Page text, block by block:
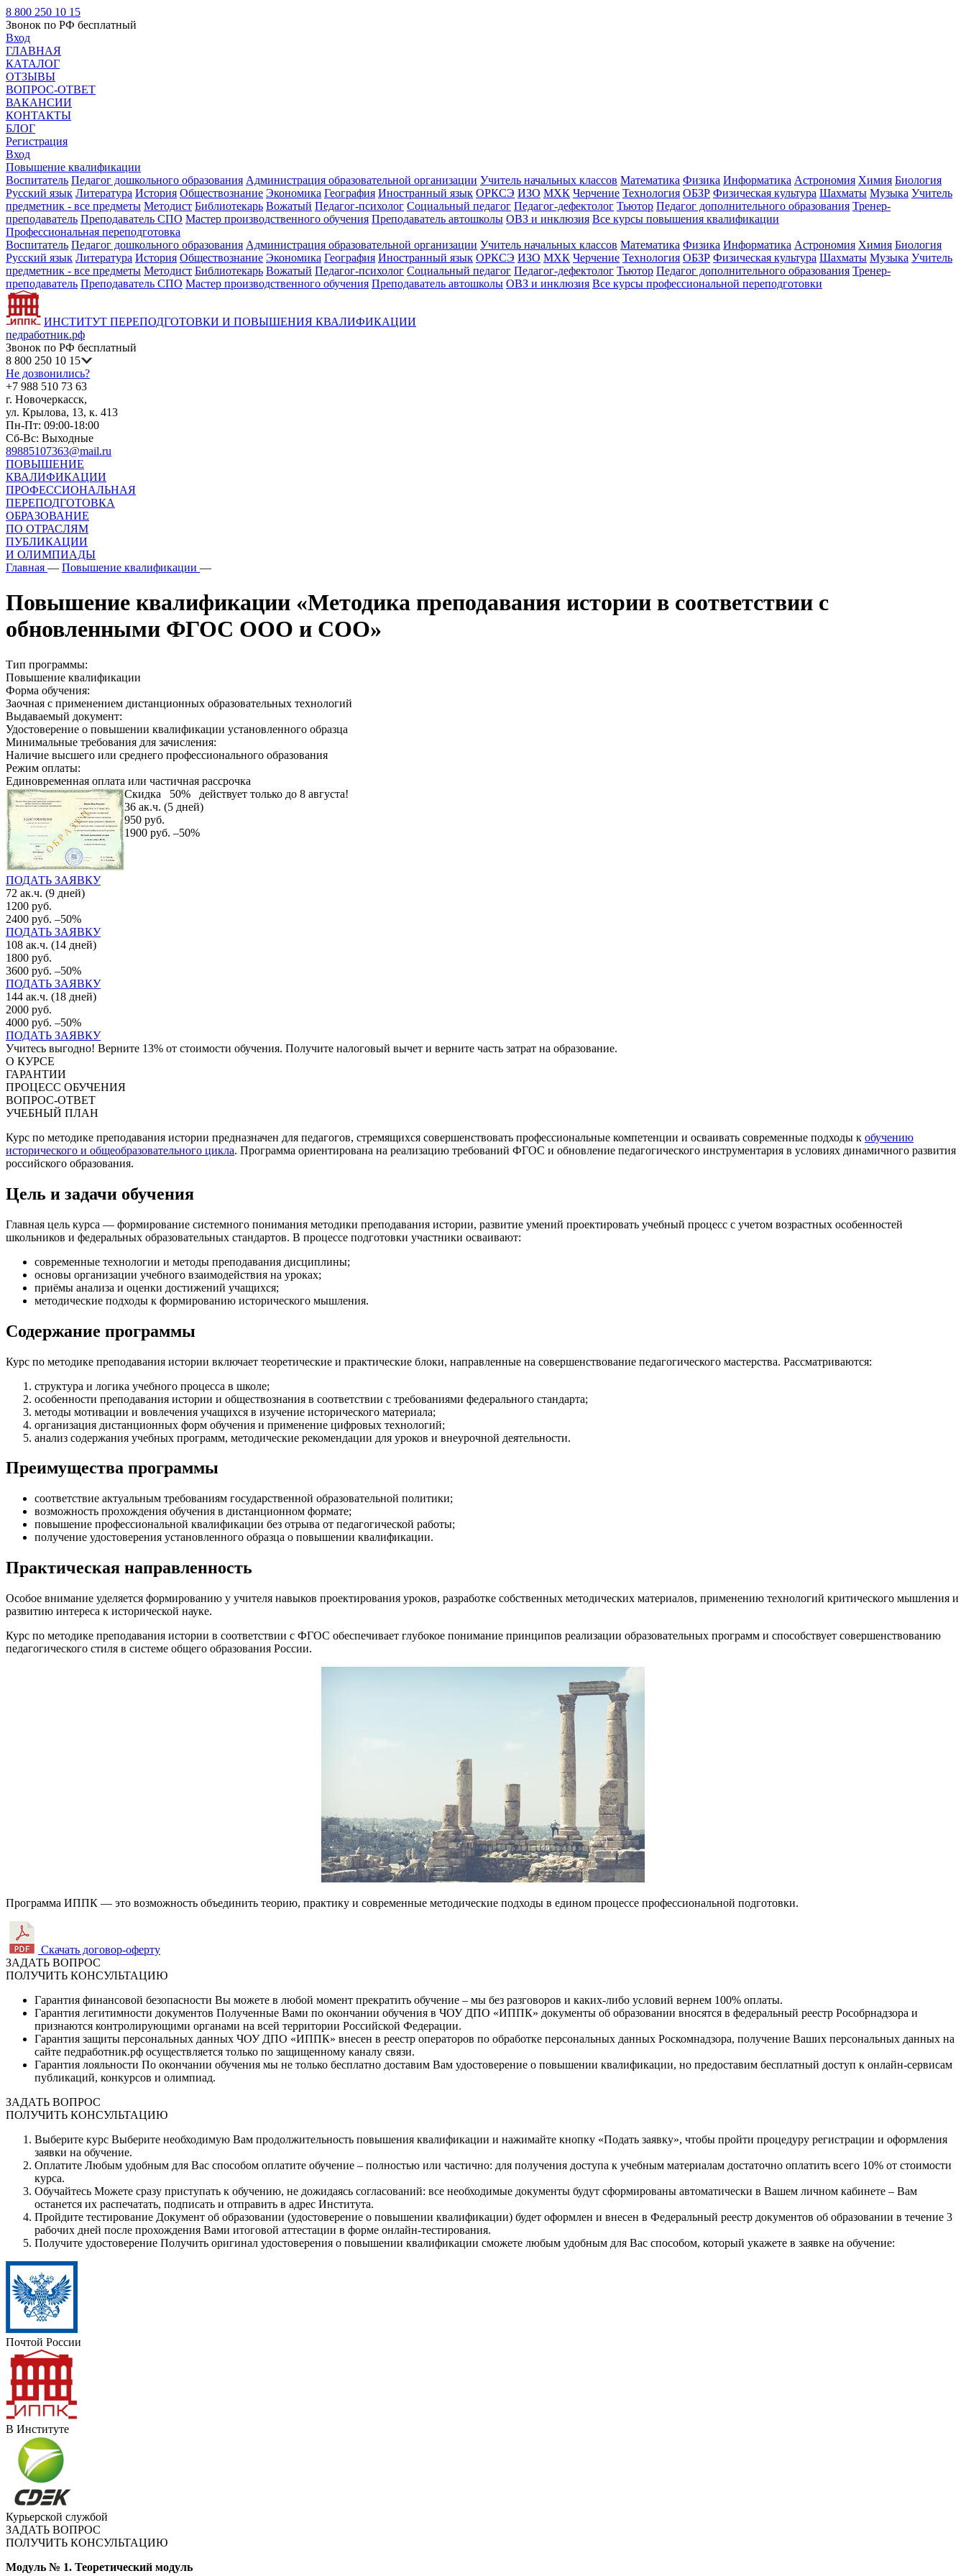
8 800 250 10 15
Звонок по РФ бесплатный
Вход
ГЛАВНАЯ
КАТАЛОГ
ОТЗЫВЫ
ВОПРОС-ОТВЕТ
ВАКАНСИИ
КОНТАКТЫ
БЛОГ
Регистрация
Вход
Повышение квалификации
Воспитатель Педагог дошкольного образования Администрация образовательной организации Учитель начальных классов Математика Физика Информатика Астрономия Химия Биология
Русский язык Литература История Обществознание Экономика География Иностранный язык ОРКСЭ ИЗО МХК Черчение Технология ОБЗР Физическая культура Шахматы Музыка Учитель
предметник - все предметы Методист Библиотекарь Вожатый Педагог-психолог Социальный педагог Педагог-дефектолог Тьютор Педагог дополнительного образования Тренер-
преподаватель Преподаватель СПО Мастер производственного обучения Преподаватель автошколы ОВЗ и инклюзия Все курсы повышения квалификации
Профессиональная переподготовка
Воспитатель Педагог дошкольного образования Администрация образовательной организации Учитель начальных классов Математика Физика Информатика Астрономия Химия Биология
Русский язык Литература История Обществознание Экономика География Иностранный язык ОРКСЭ ИЗО МХК Черчение Технология ОБЗР Физическая культура Шахматы Музыка Учитель
предметник - все предметы Методист Библиотекарь Вожатый Педагог-психолог Социальный педагог Педагог-дефектолог Тьютор Педагог дополнительного образования Тренер-
преподаватель Преподаватель СПО Мастер производственного обучения Преподаватель автошколы ОВЗ и инклюзия Все курсы профессиональной переподготовки
ИНСТИТУТ ПЕРЕПОДГОТОВКИ И ПОВЫШЕНИЯ КВАЛИФИКАЦИИ
педработник.рф
Звонок по РФ бесплатный
8 800 250 10 15
Не дозвонились?
+7 988 510 73 63
г. Новочеркасск,
ул. Крылова, 13, к. 413
Пн-Пт: 09:00-18:00
Сб-Вс: Выходные
89885107363@mail.ru
ПОВЫШЕНИЕ
КВАЛИФИКАЦИИ
ПРОФЕССИОНАЛЬНАЯ
ПЕРЕПОДГОТОВКА
ОБРАЗОВАНИЕ
ПО ОТРАСЛЯМ
ПУБЛИКАЦИИ
И ОЛИМПИАДЫ
Главная — Повышение квалификации —
Повышение квалификации «Методика преподавания истории в соответствии с
обновленными ФГОС ООО и СОО»
Тип программы:
Повышение квалификации
Форма обучения:
Заочная с применением дистанционных образовательных технологий
Выдаваемый документ:
Удостоверение о повышении квалификации установленного образца
Минимальные требования для зачисления:
Наличие высшего или среднего профессионального образования
Режим оплаты:
Единовременная оплата или частичная рассрочка
Скидка 50% действует только до 8 августа!
36 ак.ч. (5 дней)
950 руб.
1900 руб. –50%
ПОДАТЬ ЗАЯВКУ
72 ак.ч. (9 дней)
1200 руб.
2400 руб. –50%
ПОДАТЬ ЗАЯВКУ
108 ак.ч. (14 дней)
1800 руб.
3600 руб. –50%
ПОДАТЬ ЗАЯВКУ
144 ак.ч. (18 дней)
2000 руб.
4000 руб. –50%
ПОДАТЬ ЗАЯВКУ
Учитесь выгодно! Верните 13% от стоимости обучения. Получите налоговый вычет и верните часть затрат на образование.
О КУРСЕ
ГАРАНТИИ
ПРОЦЕСС ОБУЧЕНИЯ
ВОПРОС-ОТВЕТ
УЧЕБНЫЙ ПЛАН
Курс по методике преподавания истории предназначен для педагогов, стремящихся совершенствовать профессиональные компетенции и осваивать современные подходы к обучению
исторического и общеобразовательного цикла. Программа ориентирована на реализацию требований ФГОС и обновление педагогического инструментария в условиях динамичного развития
российского образования.
Цель и задачи обучения
Главная цель курса — формирование системного понимания методики преподавания истории, развитие умений проектировать учебный процесс с учетом возрастных особенностей
школьников и федеральных образовательных стандартов. В процессе подготовки участники осваивают:
современные технологии и методы преподавания дисциплины;
основы организации учебного взаимодействия на уроках;
приёмы анализа и оценки достижений учащихся;
методические подходы к формированию исторического мышления.
Содержание программы
Курс по методике преподавания истории включает теоретические и практические блоки, направленные на совершенствование педагогического мастерства. Рассматриваются:
структура и логика учебного процесса в школе;
особенности преподавания истории и обществознания в соответствии с требованиями федерального стандарта;
методы мотивации и вовлечения учащихся в изучение исторического материала;
организация дистанционных форм обучения и применение цифровых технологий;
анализ содержания учебных программ, методические рекомендации для уроков и внеурочной деятельности.
Преимущества программы
соответствие актуальным требованиям государственной образовательной политики;
возможность прохождения обучения в дистанционном формате;
повышение профессиональной квалификации без отрыва от педагогической работы;
получение удостоверения установленного образца о повышении квалификации.
Практическая направленность
Особое внимание уделяется формированию у учителя навыков проектирования уроков, разработке собственных методических материалов, применению технологий критического мышления и
развитию интереса к исторической науке.
Курс по методике преподавания истории в соответствии с ФГОС обеспечивает глубокое понимание принципов реализации образовательных программ и способствует совершенствованию
педагогического стиля в системе общего образования России.
Программа ИППК — это возможность объединить теорию, практику и современные методические подходы в едином процессе профессиональной подготовки.
Скачать договор-оферту
ЗАДАТЬ ВОПРОС
ПОЛУЧИТЬ КОНСУЛЬТАЦИЮ
Гарантия финансовой безопасности Вы можете в любой момент прекратить обучение – мы без разговоров и каких-либо условий вернем 100% оплаты.
Гарантия легитимности документов Полученные Вами по окончании обучения в ЧОУ ДПО «ИППК» документы об образовании вносятся в федеральный реестр Рособрнадзора и
признаются контролирующими органами на всей территории Российской Федерации.
Гарантия защиты персональных данных ЧОУ ДПО «ИППК» внесен в реестр операторов по обработке персональных данных Роскомнадзора, получение Ваших персональных данных на
сайте педработник.рф осуществляется только по защищенному каналу связи.
Гарантия лояльности По окончании обучения мы не только бесплатно доставим Вам удостоверение о повышении квалификации, но предоставим бесплатный доступ к онлайн-сервисам
публикаций, конкурсов и олимпиад.
ЗАДАТЬ ВОПРОС
ПОЛУЧИТЬ КОНСУЛЬТАЦИЮ
Выберите курс Выберите необходимую Вам продолжительность повышения квалификации и нажимайте кнопку «Подать заявку», чтобы пройти процедуру регистрации и оформления
заявки на обучение.
Оплатите Любым удобным для Вас способом оплатите обучение – полностью или частично: для получения доступа к учебным материалам достаточно оплатить всего 10% от стоимости
курса.
Обучайтесь Можете сразу приступать к обучению, не дожидаясь согласований: все необходимые документы будут сформированы автоматически в Вашем личном кабинете – Вам
останется их распечатать, подписать и отправить в адрес Института.
Пройдите тестирование Документ об образовании (удостоверение о повышении квалификации) будет оформлен и внесен в Федеральный реестр документов об образовании в течение 3
рабочих дней после прохождения Вами итоговой аттестации в форме онлайн-тестирования.
Получите удостоверение Получить оригинал удостоверения о повышении квалификации сможете любым удобным для Вас способом, который укажете в заявке на обучение:
Почтой России
В Институте
Курьерской службой
ЗАДАТЬ ВОПРОС
ПОЛУЧИТЬ КОНСУЛЬТАЦИЮ
Модуль № 1. Теоретический модуль